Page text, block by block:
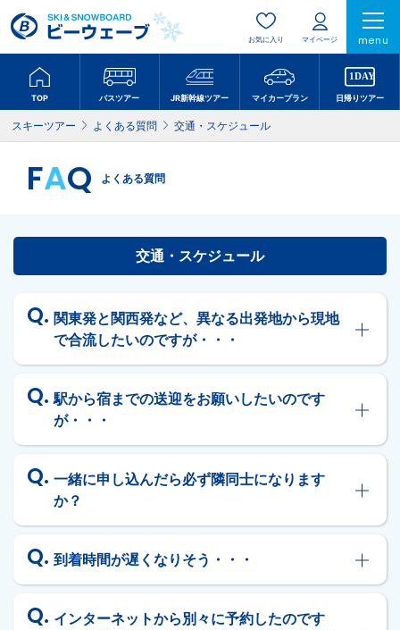
お気に入り マイページ menu
TOP バスツアー JR新幹線ツアー マイカープラン 日帰りツアー
スキーツアー よくある質問 交通・スケジュール
FAQ よくある質問
交通・スケジュール
関東発と関西発など、異なる出発地から現地
で合流したいのですが・・・
駅から宿までの送迎をお願いしたいのです
が・・・
一緒に申し込んだら必ず隣同士になります
か？
到着時間が遅くなりそう・・・
インターネットから別々に予約したのです